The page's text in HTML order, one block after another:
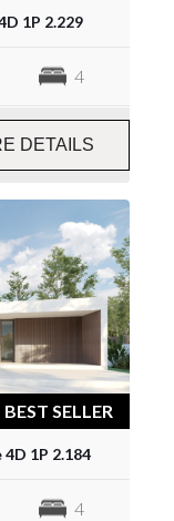
1P 2.229
4
DETAILS
BEST SELLER
1P 2.184
4